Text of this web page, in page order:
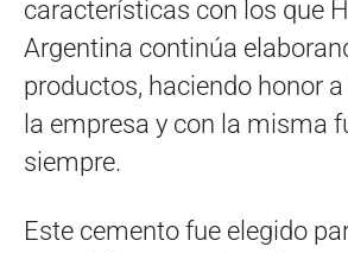
características con los que
Argentina continúa
productos, haciendo honor
la empresa y con la misma
siempre.
Este cemento fue elegido